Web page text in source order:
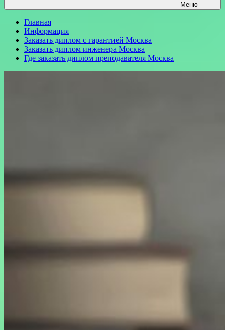
Меню
Главная
Информация
Заказать диплом с гарантией Москва
Заказать диплом инженера Москва
Где заказать диплом преподавателя Москва